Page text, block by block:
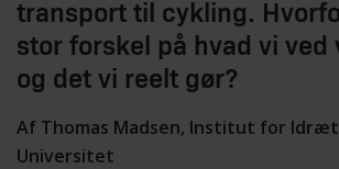
transport til cykling.
stor forskel på hvad vi ved
og det vi reelt gør?
Af Thomas Madsen, Institut for
Universitet